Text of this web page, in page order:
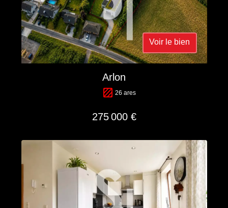
Voir le bien
Arlon
26 ares
275 000 €